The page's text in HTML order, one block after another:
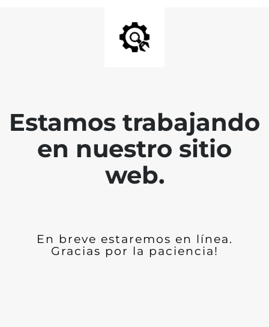
Estamos trabajando
en nuestro sitio
web.
En breve estaremos en línea.
Gracias por la paciencia!